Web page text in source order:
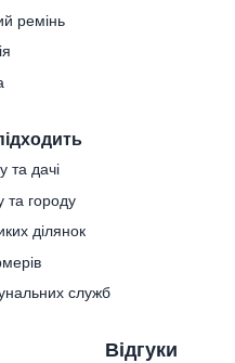
ремінь
та дачі
та городу
ділянок
служб
Відгуки